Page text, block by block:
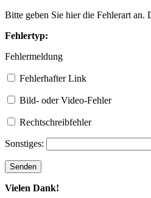
Bitte geben Sie hier die Fehlerart
Fehlertyp:
Fehlermeldung
Fehlerhafter Link
Bild- oder Video-Fehler
Rechtschreibfehler
Sonstiges:
Vielen Dank!